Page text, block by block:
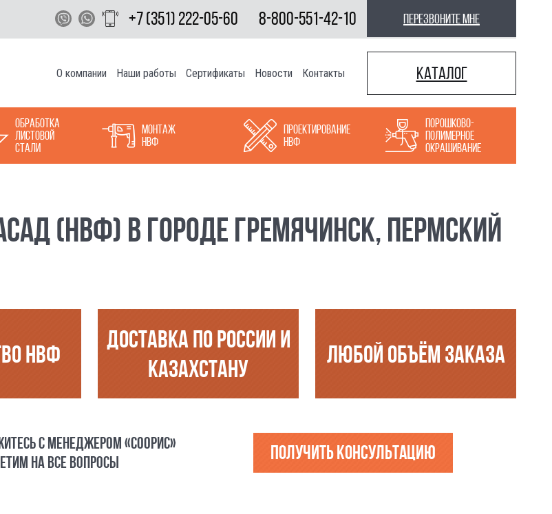
+7 (351) 222-05-60 8-800-551-42-10 перезвоните мне
О компании Наши работы Сертификаты Новости Контакты Каталог
Обработка
листовой
стали
Монтаж
НВФ
Проектирование
НВФ
Порошково-
полимерное
окрашивание
(НВФ) В ГОРОДЕ ГРЕМЯЧИНСК, ПЕРМСКИЙ
НВФ
ДОСТАВКА ПО РОССИИ И
КАЗАХСТАНУ
ЛЮБОЙ ОБЪЁМ ЗАКАЗА
С МЕНЕДЖЕРОМ «СООРИС»
НА ВСЕ ВОПРОСЫ
Получить консультацию